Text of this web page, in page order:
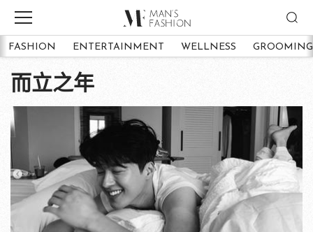
FASHION ENTERTAINMENT WELLNESS GROOMING
而立之年